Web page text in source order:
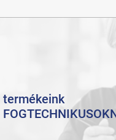
termékeink